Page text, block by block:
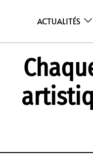
ACTUALITÉS